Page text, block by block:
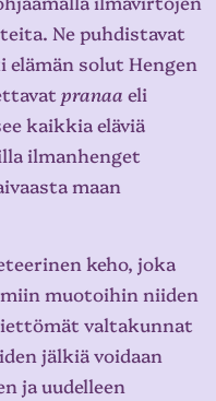
Ne puhdistavat
solut Hengen
pranaa eli
kaikkia eläviä
ilmanhenget
maan
keho, joka
muotoihin niiden
valtakunnat
jälkiä voidaan
ja uudelleen